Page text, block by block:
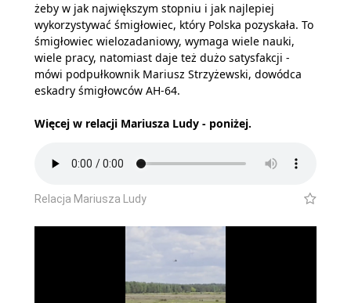
żeby w jak największym stopniu i jak najlepiej
wykorzystywać śmigłowiec, który Polska pozyskała. To
śmigłowiec wielozadaniowy, wymaga wiele nauki,
wiele pracy, natomiast daje też dużo satysfakcji -
mówi podpułkownik Mariusz Strzyżewski, dowódca
eskadry śmigłowców AH-64.
Więcej w relacji Mariusza Ludy - poniżej.
Relacja Mariusza Ludy